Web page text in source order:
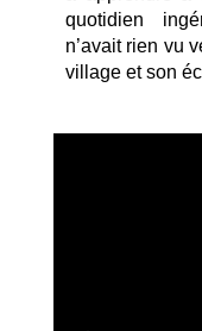
quotidien
n’avait rien vu
village et son